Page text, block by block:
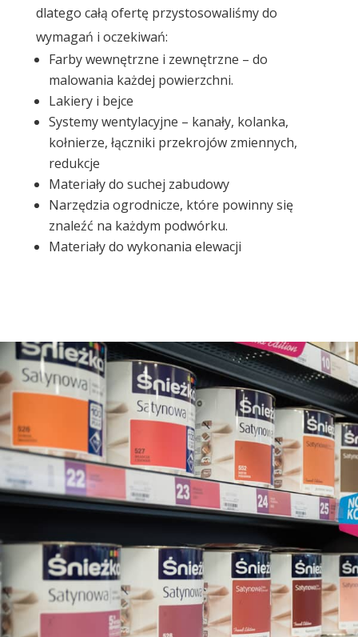
dlatego całą ofertę przystosowaliśmy do
wymagań i oczekiwań:
Farby wewnętrzne i zewnętrzne – do
malowania każdej powierzchni.
Lakiery i bejce
Systemy wentylacyjne – kanały, kolanka,
kołnierze, łączniki przekrojów zmiennych,
redukcje
Materiały do suchej zabudowy
Narzędzia ogrodnicze, które powinny się
znaleźć na każdym podwórku.
Materiały do wykonania elewacji